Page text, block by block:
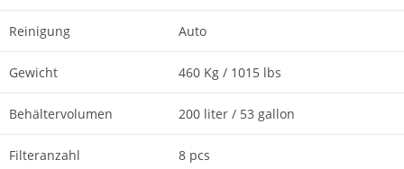
Reinigung Auto
Gewicht 460 Kg / 1015 lbs
Behältervolumen 200 liter / 53 gallon
Filteranzahl 8 pcs